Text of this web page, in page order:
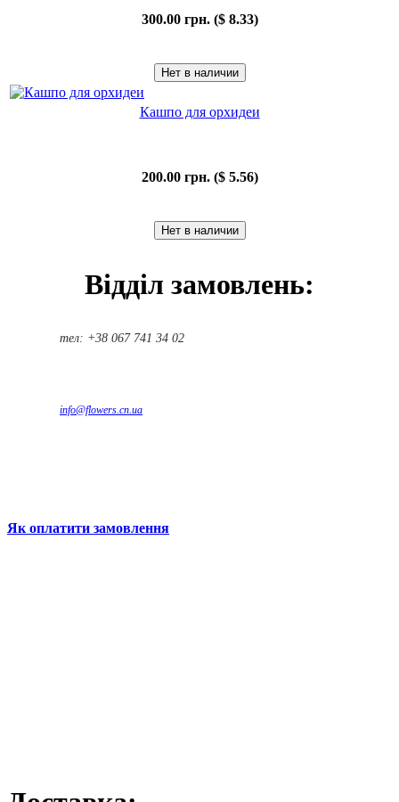
300.00 грн. ($ 8.33)
Кашпо для орхидеи
200.00 грн. ($ 5.56)
Відділ замовлень:
тел: +38 067 741 34 02
info@flowers.cn.ua
Як оплатити замовлення